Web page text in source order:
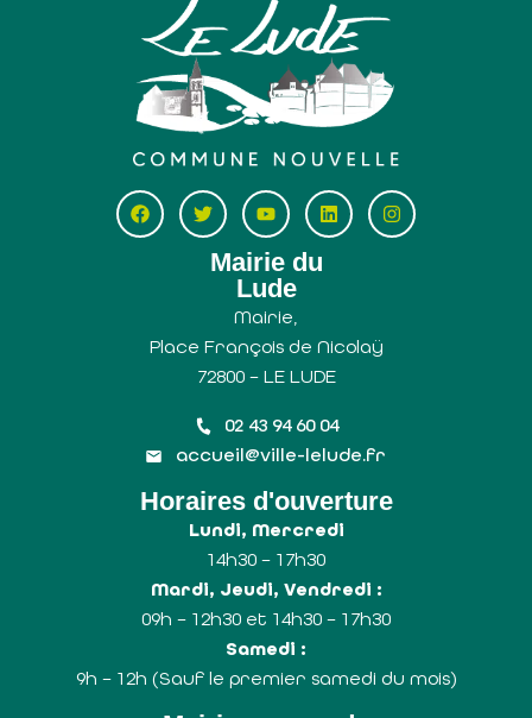
Mairie du
Lude
Mairie,
Place François de Nicolaÿ
72800 – LE LUDE
02 43 94 60 04
accueil@ville-lelude.fr
Horaires d'ouverture
Lundi, Mercredi
14h30 – 17h30
Mardi, Jeudi, Vendredi :
09h – 12h30 et 14h30 – 17h30
Samedi :
9h – 12h (Sauf le premier samedi du mois)